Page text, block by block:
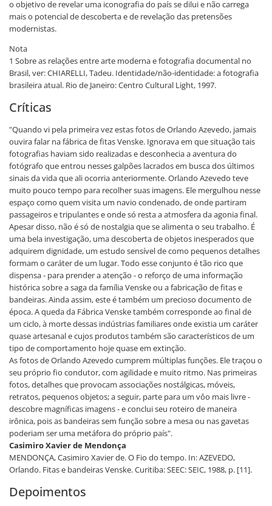
o objetivo de revelar uma iconografia do país se dilui e não carrega
mais o potencial de descoberta e de revelação das pretensões
modernistas.
Nota
1 Sobre as relações entre arte moderna e fotografia documental no
Brasil, ver: CHIARELLI, Tadeu. Identidade/não-identidade: a fotografia
brasileira atual. Rio de Janeiro: Centro Cultural Light, 1997.
Críticas
"Quando vi pela primeira vez estas fotos de Orlando Azevedo, jamais
ouvira falar na fábrica de fitas Venske. Ignorava em que situação tais
fotografias haviam sido realizadas e desconhecia a aventura do
fotógrafo que entrou nesses galpões lacrados em busca dos últimos
sinais da vida que ali ocorria anteriormente. Orlando Azevedo teve
muito pouco tempo para recolher suas imagens. Ele mergulhou nesse
espaço como quem visita um navio condenado, de onde partiram
passageiros e tripulantes e onde só resta a atmosfera da agonia final.
Apesar disso, não é só de nostalgia que se alimenta o seu trabalho. É
uma bela investigação, uma descoberta de objetos inesperados que
adquirem dignidade, um estudo sensível de como pequenos detalhes
formam o caráter de um lugar. Todo esse conjunto é tão rico que
dispensa - para prender a atenção - o reforço de uma informação
histórica sobre a saga da família Venske ou a fabricação de fitas e
bandeiras. Ainda assim, este é também um precioso documento de
época. A queda da Fábrica Venske também corresponde ao final de
um ciclo, à morte dessas indústrias familiares onde existia um caráter
quase artesanal e cujos produtos também são característicos de um
tipo de comportamento hoje quase em extinção.
As fotos de Orlando Azevedo cumprem múltiplas funções. Ele traçou o
seu próprio fio condutor, com agilidade e muito ritmo. Nas primeiras
fotos, detalhes que provocam associações nostálgicas, móveis,
retratos, pequenos objetos; a seguir, parte para um vôo mais livre -
descobre magníficas imagens - e conclui seu roteiro de maneira
irônica, pois as bandeiras sem função sobre a mesa ou nas gavetas
poderiam ser uma metáfora do próprio país".
Casimiro Xavier de Mendonça
MENDONÇA, Casimiro Xavier de. O Fio do tempo. In: AZEVEDO,
Orlando. Fitas e bandeiras Venske. Curitiba: SEEC: SEIC, 1988, p. [11].
Depoimentos